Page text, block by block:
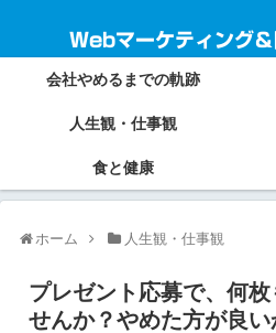
Webマーケティング
会社やめるまでの軌跡
人生観・仕事観
食と健康
ホーム 人生観・仕事観
プレゼント応募で、何
せんか？やめた方が良